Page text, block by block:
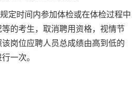
定时间内参加体检或在体检过程中
的考生，取消聘用资格，视情节
岗位应聘人员总成绩由高到低的
一次。